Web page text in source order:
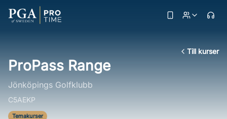
Till kurser
ProPass Range
Jönköpings Golfklubb
C5AEKP
Temakurser